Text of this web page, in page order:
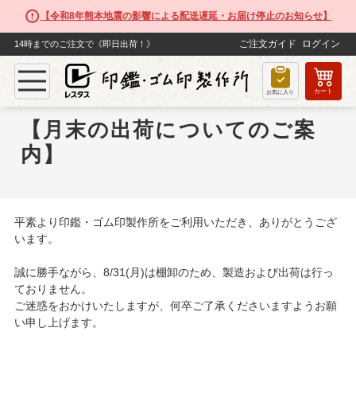
【令和8年熊本地震の影響による配送遅延・お届け停止のお知らせ】
14時までのご注文で《即日出荷！》 ご注文ガイド ログイン
お気に入り カート
【月末の出荷についてのご案
内】
平素より印鑑・ゴム印製作所をご利用いただき、ありがとうござ
います。
誠に勝手ながら、8/31(月)は棚卸のため、製造および出荷は行っ
ておりません。
ご迷惑をおかけいたしますが、何卒ご了承くださいますようお願
い申し上げます。